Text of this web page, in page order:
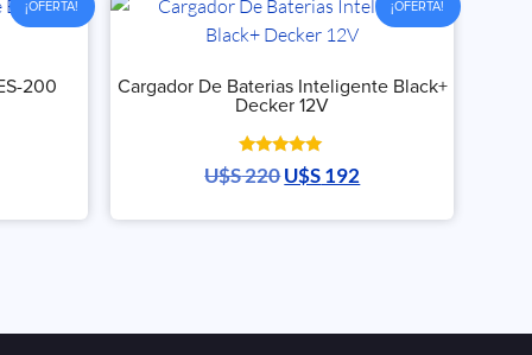
¡OFERTA!
200
¡OFERTA!
Cargador De Baterias Inteligente Black+
Decker 12V
Valorado
con
U$S220U$S192